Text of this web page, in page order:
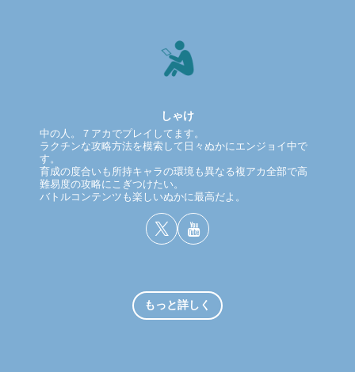
しゃけ
中の人。７アカでプレイしてます。
ラクチンな攻略方法を模索して日々ぬかにエンジョイ中で
す。
育成の度合いも所持キャラの環境も異なる複アカ全部で高
難易度の攻略にこぎつけたい。
バトルコンテンツも楽しいぬかに最高だよ。
もっと詳しく